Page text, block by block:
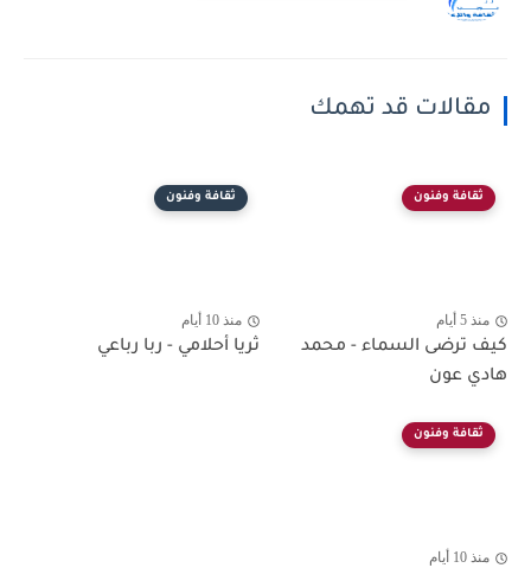
مقالات قد تهمك
ثقافة وفنون
منذ 5 أيام
كيف ترضى السماء - محمد
هادي عون
ثقافة وفنون
منذ 10 أيام
ثريا أحلامي - ربا رباعي
ثقافة وفنون
منذ 10 أيام